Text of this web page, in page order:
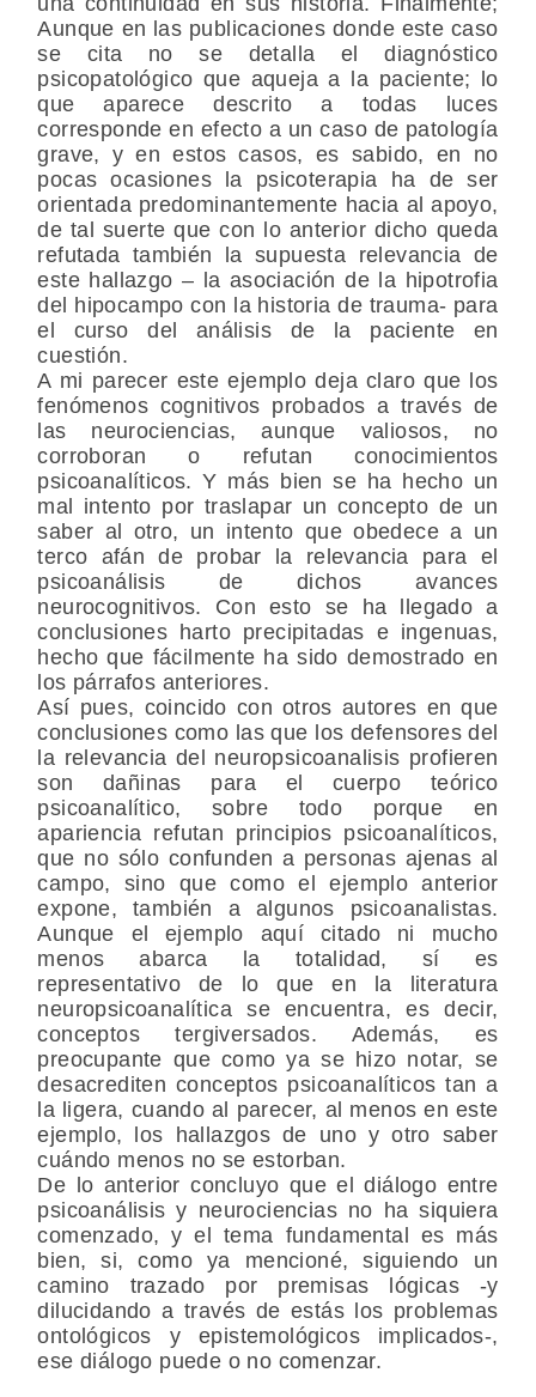
Aunque en las publicaciones donde este caso
se cita no se detalla el diagnóstico
psicopatológico que aqueja a la paciente; lo
que aparece descrito a todas luces
corresponde en efecto a un caso de patología
grave, y en estos casos, es sabido, en no
pocas ocasiones la psicoterapia ha de ser
orientada predominantemente hacia al apoyo,
de tal suerte que con lo anterior dicho queda
refutada también la supuesta relevancia de
este hallazgo – la asociación de la hipotrofia
del hipocampo con la historia de trauma- para
el curso del análisis de la paciente en
cuestión.
A mi parecer este ejemplo deja claro que los
fenómenos cognitivos probados a través de
las neurociencias, aunque valiosos, no
corroboran o refutan conocimientos
psicoanalíticos. Y más bien se ha hecho un
mal intento por traslapar un concepto de un
saber al otro, un intento que obedece a un
terco afán de probar la relevancia para el
psicoanálisis de dichos avances
neurocognitivos. Con esto se ha llegado a
conclusiones harto precipitadas e ingenuas,
hecho que fácilmente ha sido demostrado en
los párrafos anteriores.
Así pues, coincido con otros autores en que
conclusiones como las que los defensores del
la relevancia del neuropsicoanalisis profieren
son dañinas para el cuerpo teórico
psicoanalítico, sobre todo porque en
apariencia refutan principios psicoanalíticos,
que no sólo confunden a personas ajenas al
campo, sino que como el ejemplo anterior
expone, también a algunos psicoanalistas.
Aunque el ejemplo aquí citado ni mucho
menos abarca la totalidad, sí es
representativo de lo que en la literatura
neuropsicoanalítica se encuentra, es decir,
conceptos tergiversados. Además, es
preocupante que como ya se hizo notar, se
desacrediten conceptos psicoanalíticos tan a
la ligera, cuando al parecer, al menos en este
ejemplo, los hallazgos de uno y otro saber
cuándo menos no se estorban.
De lo anterior concluyo que el diálogo entre
psicoanálisis y neurociencias no ha siquiera
comenzado, y el tema fundamental es más
bien, si, como ya mencioné, siguiendo un
camino trazado por premisas lógicas -y
dilucidando a través de estás los problemas
ontológicos y epistemológicos implicados-,
ese diálogo puede o no comenzar.